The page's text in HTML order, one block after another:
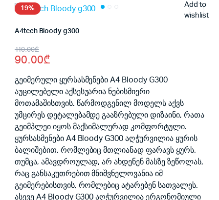
19%
Add to
wishlist
A4tech Bloody g300
110.00₾
Original
price
was:
110.00₾.
90.00₾
Current
price
is:
90.00₾.
გეიმერული ყურსასმენები A4 Bloody G300
აუცილებელი აქსესუარია ნებისმიერი
მოთამაშისთვის. წარმოდგენილ მოდელს აქვს
უმცირეს დეტალებამდე გააზრებული დიზაინი, რათა
გეიმპლეი იყოს მაქსიმალურად კომფორტული.
ყურსასმენები A4 Bloody G300 აღჭურვილია ყურის
ბალიშებით, რომლებიც მთლიანად ფარავს ყურს.
თუმცა, ამავდროულად, არ ახდენენ მასზე ზეწოლას,
რაც განსაკუთრებით მნიშვნელოვანია იმ
გეიმერებისთვის, რომლებიც ატარებენ სათვალეს.
ასევე A4 Bloody G300 აღჭურვილია ერგონომიული